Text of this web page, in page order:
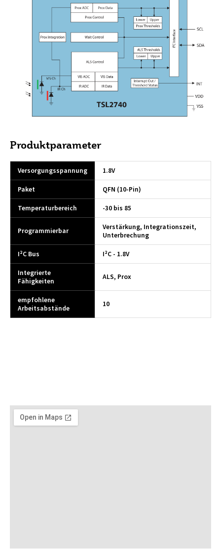
Produktparameter
Versorgungsspannung
1.8V
Paket
QFN (10-Pin)
Temperaturbereich
-30 bis 85
Programmierbar
Verstärkung, Integrationszeit,
Unterbrechung
I²C Bus
I²C - 1.8V
Integrierte
Fähigkeiten
ALS, Prox
empfohlene
Arbeitsabstände
10